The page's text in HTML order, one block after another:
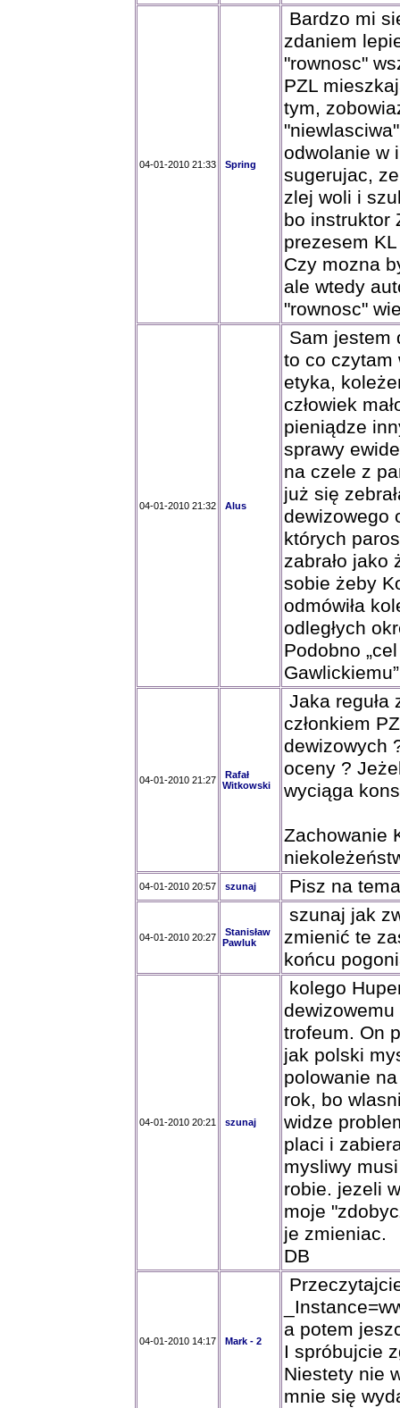
04-01-2010 21:33 Spring
Bardzo mi
zdaniem
"rownosc"
PZL
tym,
odwolanie w
sugerujac,
zlej woli i
bo instruktor
prezesem
Czy mozna
ale wtedy
"rownosc"
04-01-2010 21:32 Alus
Sam jestem
to co czytam
etyka,
człowiek
pieniądze
sprawy
na czele z
już się
dewizowego
których
zabrało jako
sobie żeby
odmówiła
odległych
Podobno
04-01-2010 21:27
Rafał
Witkowski
Jaka
członkiem
dewizowych
oceny ?
wyciąga
Zachowanie
04-01-2010 20:57 szunaj Pisz na
04-01-2010 20:27
Stanisław
Pawluk
szunaj jak
zmienić te
końcu
04-01-2010 20:21 szunaj
kolego
trofeum. On
jak polski
polowanie
rok, bo
widze
placi i
mysliwy
robie. jezeli
moje
je zmieniac.
DB
04-01-2010 14:17 Mark - 2
a potem
I spróbujcie
Niestety nie
mnie się